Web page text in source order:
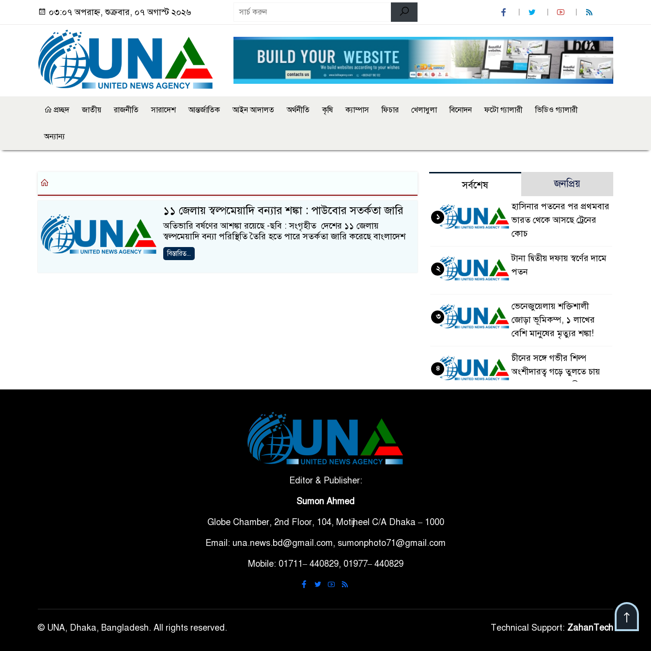
০৩:০৭ অপরাহ্ন, শুক্রবার, ০৭ অগাস্ট ২০২৬
প্রচ্ছদ জাতীয় রাজনীতি সারাদেশ আন্তর্জাতিক আইন আদালত অর্থনীতি কৃষি ক্যাম্পাস ফিচার খেলাধুলা বিনোদন ফটো গ্যালারী ভিডিও গ্যালারী
অন্যান্য
১১ জেলায় স্বল্পমেয়াদি বন্যার শঙ্কা : পাউবোর সতর্কতা জারি
অতিভারি বর্ষণের আশঙ্কা রয়েছে -ছবি : সংগৃহীত দেশের ১১ জেলায়
স্বল্পমেয়াদি বন্যা পরিস্থিতি তৈরি হতে পারে সতর্কতা জারি করেছে বাংলাদেশ
বিস্তারিত...
সর্বশেষ জনপ্রিয়
হাসিনার পতনের পর প্রথমবার
ভারত থেকে আসছে ট্রেনের
কোচ
১
টানা দ্বিতীয় দফায় স্বর্ণের দামে
পতন
২
ভেনেজুয়েলায় শক্তিশালী
জোড়া ভূমিকম্প, ১ লাখের
বেশি মানুষের মৃত্যুর শঙ্কা!
৩
চীনের সঙ্গে গভীর শিল্প
অংশীদারত্ব গড়ে তুলতে চায়
বাংলাদেশ: প্রধানমন্ত্রী
৪
৭
আ.লীগ ও বিএনপির বিরুদ্ধে
সমানভাবে লড়াই চালিয়ে যেতে
Editor & Publisher:
Sumon Ahmed
Globe Chamber, 2nd Floor, 104, Motijheel C/A Dhaka – 1000
Email: una.news.bd@gmail.com, sumonphoto71@gmail.com
Mobile: 01711– 440829, 01977– 440829
© UNA, Dhaka, Bangladesh. All rights reserved. Technical Support: ZahanTech